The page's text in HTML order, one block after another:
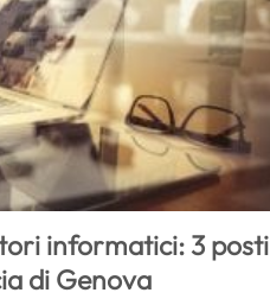
informatici: 3 posti
di Genova